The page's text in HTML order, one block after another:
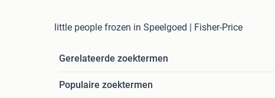
little people frozen in Speelgoed | Fisher-Price
Gerelateerde zoektermen
Populaire zoektermen